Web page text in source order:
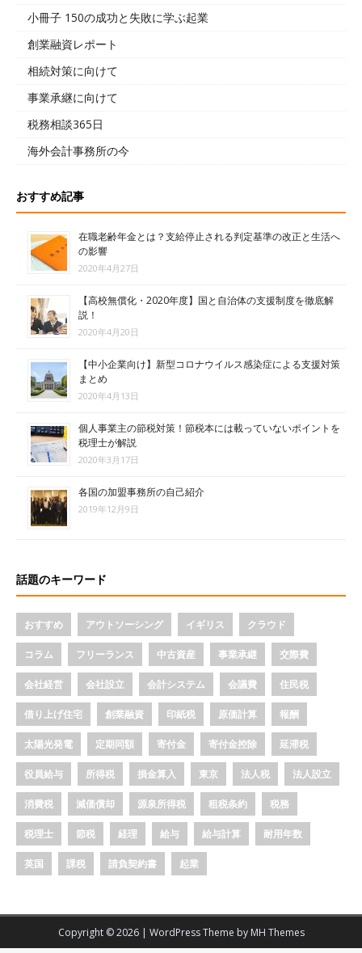
小冊子 150の成功と失敗に学ぶ起業
創業融資レポート
相続対策に向けて
事業承継に向けて
税務相談365日
海外会計事務所の今
おすすめ記事
在職老齢年金とは？支給停止される判定基準の改正と生活へ
の影響
2020年4月27日
【高校無償化・2020年度】国と自治体の支援制度を徹底解
説！
2020年4月20日
【中小企業向け】新型コロナウイルス感染症による支援対策
まとめ
2020年4月13日
個人事業主の節税対策！節税本には載っていないポイントを
税理士が解説
2020年3月17日
各国の加盟事務所の自己紹介
2019年12月9日
話題のキーワード
おすすめ アウトソーシング イギリス クラウド
コラム フリーランス 中古資産 事業承継 交際費
会社経営 会社設立 会計システム 会議費 住民税
借り上げ住宅 創業融資 印紙税 原価計算 報酬
太陽光発電 定期同額 寄付金 寄付金控除 延滞税
役員給与 所得税 損金算入 東京 法人税 法人設立
消費税 減価償却 源泉所得税 租税条約 税務
税理士 節税 経理 給与 給与計算 耐用年数
英国 課税 請負契約書 起業
Copyright © 2026 | WordPress Theme by MH Themes